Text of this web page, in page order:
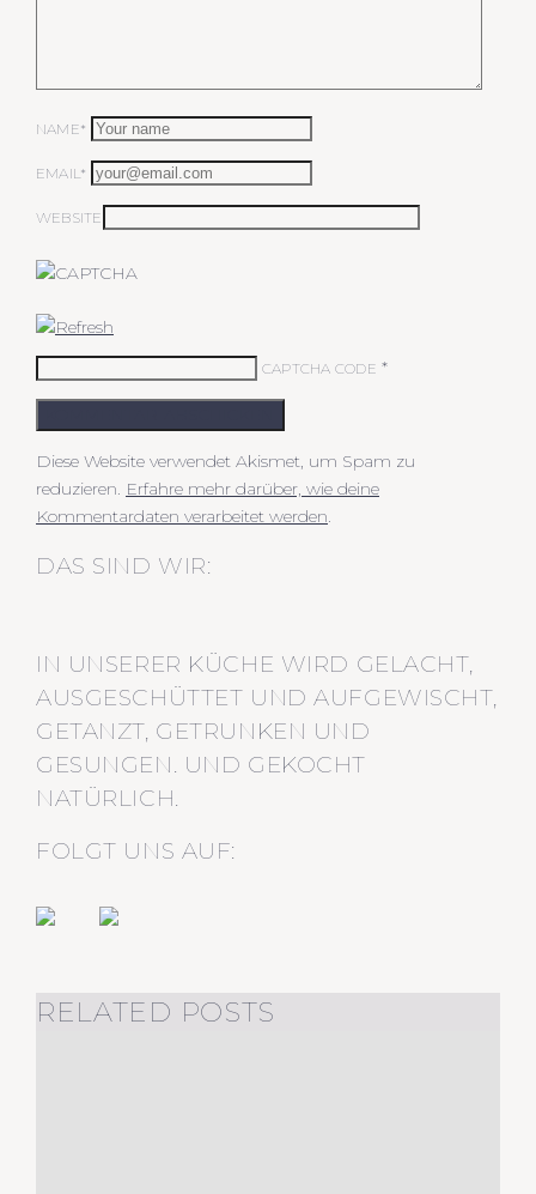
NAME*
EMAIL*
WEBSITE
CAPTCHA CODE *
Diese Website verwendet Akismet, um Spam zu
reduzieren. Erfahre mehr darüber, wie deine
Kommentardaten verarbeitet werden.
DAS SIND WIR:
IN UNSERER KÜCHE WIRD GELACHT,
AUSGESCHÜTTET UND AUFGEWISCHT,
GETANZT, GETRUNKEN UND
GESUNGEN. UND GEKOCHT
NATÜRLICH.
FOLGT UNS AUF:
RELATED POSTS